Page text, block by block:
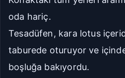
oda hariç.
Tesadüfen, kara lotus
taburede oturuyor ve
boşluğa bakıyordu.